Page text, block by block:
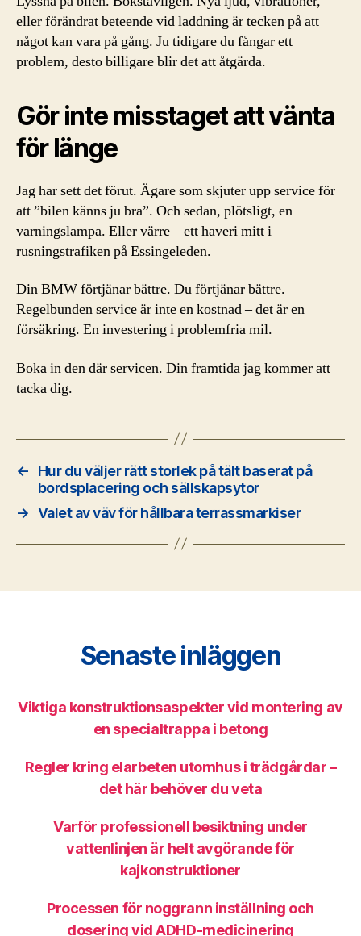
eller förändrat beteende vid laddning är tecken på att
något kan vara på gång. Ju tidigare du fångar ett
problem, desto billigare blir det att åtgärda.
Gör inte misstaget att vänta
för länge
Jag har sett det förut. Ägare som skjuter upp service för
att ”bilen känns ju bra”. Och sedan, plötsligt, en
varningslampa. Eller värre – ett haveri mitt i
rusningstrafiken på Essingeleden.
Din BMW förtjänar bättre. Du förtjänar bättre.
Regelbunden service är inte en kostnad – det är en
försäkring. En investering i problemfria mil.
Boka in den där servicen. Din framtida jag kommer att
tacka dig.
←
Hur du väljer rätt storlek på tält baserat på
bordsplacering och sällskapsytor
→ Valet av väv för hållbara terrassmarkiser
Senaste inläggen
Viktiga konstruktionsaspekter vid montering av
en specialtrappa i betong
Regler kring elarbeten utomhus i trädgårdar –
det här behöver du veta
Varför professionell besiktning under
vattenlinjen är helt avgörande för
kajkonstruktioner
Processen för noggrann inställning och
dosering vid ADHD-medicinering